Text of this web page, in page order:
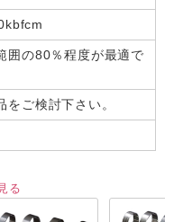
囲の80％程度が最適で
をご検討下さい。
る